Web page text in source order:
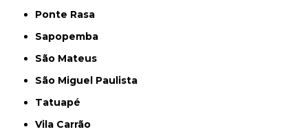
Ponte Rasa
Sapopemba
São Mateus
São Miguel Paulista
Tatuapé
Vila Carrão